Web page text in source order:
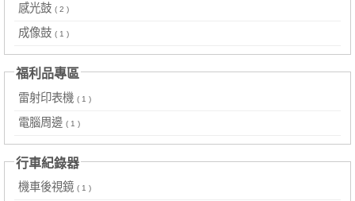
感光鼓 ( 2 )
成像鼓 ( 1 )
福利品專區
雷射印表機 ( 1 )
電腦周邊 ( 1 )
行車紀錄器
機車後視鏡 ( 1 )